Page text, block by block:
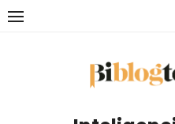
Saltar